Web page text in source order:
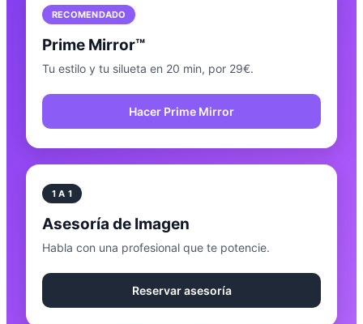
RECOMENDADO
Prime Mirror™
Tu estilo y tu silueta en 20 min, por 29€.
Hacer Prime Mirror
1 A 1
Asesoría de Imagen
Habla con una profesional que te potencie.
Reservar asesoría